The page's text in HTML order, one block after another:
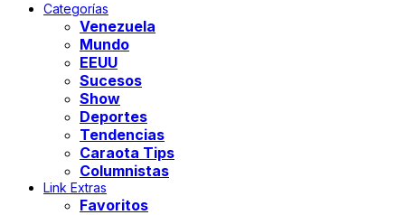
Categorías
Venezuela
Mundo
EEUU
Sucesos
Show
Deportes
Tendencias
Caraota Tips
Columnistas
Link Extras
Favoritos